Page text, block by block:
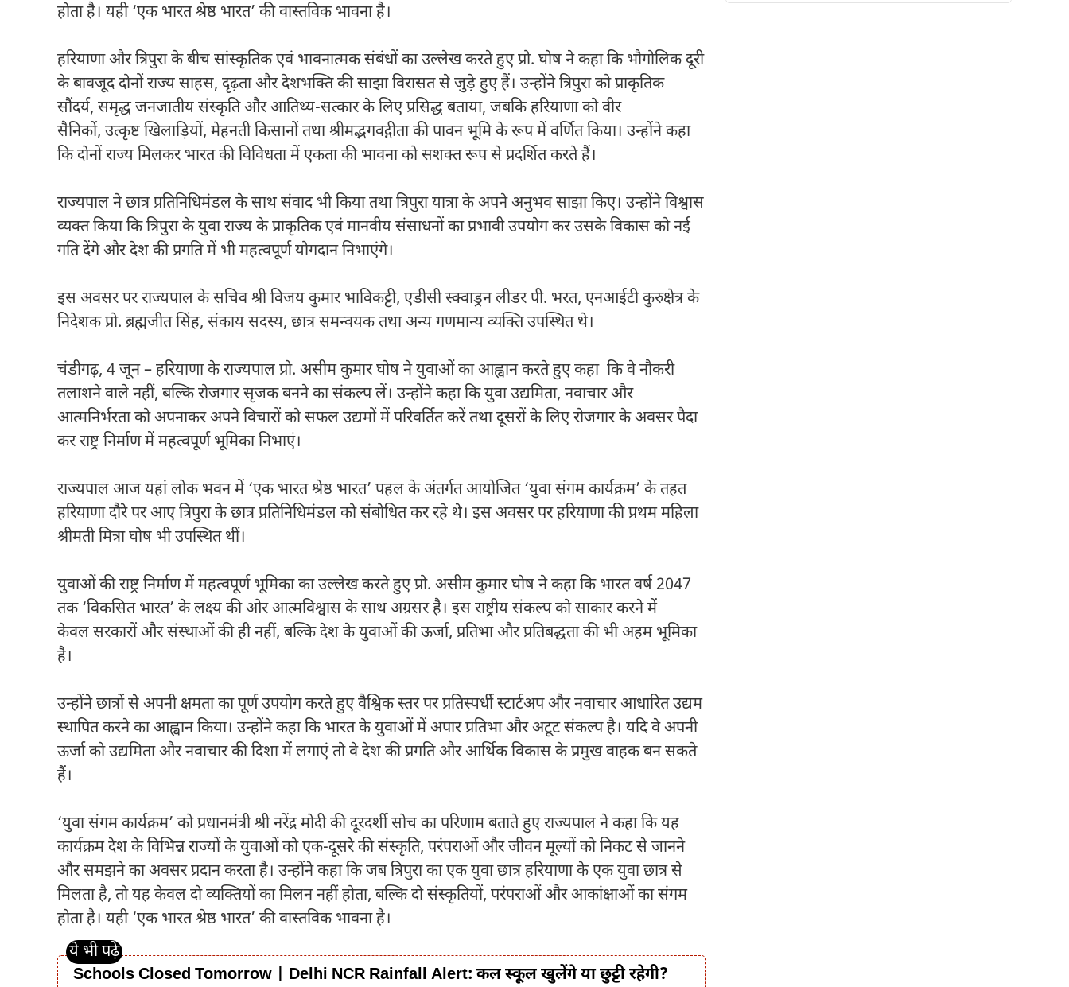
होता है। यही ‘एक भारत श्रेष्ठ भारत’ की वास्तविक भावना है।
हरियाणा और त्रिपुरा के बीच सांस्कृतिक एवं भावनात्मक संबंधों का उल्लेख करते हुए प्रो. घोष ने कहा कि भौगोलिक दूरी
के बावजूद दोनों राज्य साहस, दृढ़ता और देशभक्ति की साझा विरासत से जुड़े हुए हैं। उन्होंने त्रिपुरा को प्राकृतिक
सौंदर्य, समृद्ध जनजातीय संस्कृति और आतिथ्य-सत्कार के लिए प्रसिद्ध बताया, जबकि हरियाणा को वीर
सैनिकों, उत्कृष्ट खिलाड़ियों, मेहनती किसानों तथा श्रीमद्भगवद्गीता की पावन भूमि के रूप में वर्णित किया। उन्होंने कहा
कि दोनों राज्य मिलकर भारत की विविधता में एकता की भावना को सशक्त रूप से प्रदर्शित करते हैं।
राज्यपाल ने छात्र प्रतिनिधिमंडल के साथ संवाद भी किया तथा त्रिपुरा यात्रा के अपने अनुभव साझा किए। उन्होंने विश्वास
व्यक्त किया कि त्रिपुरा के युवा राज्य के प्राकृतिक एवं मानवीय संसाधनों का प्रभावी उपयोग कर उसके विकास को नई
गति देंगे और देश की प्रगति में भी महत्वपूर्ण योगदान निभाएंगे।
इस अवसर पर राज्यपाल के सचिव श्री विजय कुमार भाविकट्टी, एडीसी स्क्वाड्रन लीडर पी. भरत, एनआईटी कुरुक्षेत्र के
निदेशक प्रो. ब्रह्मजीत सिंह, संकाय सदस्य, छात्र समन्वयक तथा अन्य गणमान्य व्यक्ति उपस्थित थे।
चंडीगढ़, 4 जून – हरियाणा के राज्यपाल प्रो. असीम कुमार घोष ने युवाओं का आह्वान करते हुए कहा कि वे नौकरी
तलाशने वाले नहीं, बल्कि रोजगार सृजक बनने का संकल्प लें। उन्होंने कहा कि युवा उद्यमिता, नवाचार और
आत्मनिर्भरता को अपनाकर अपने विचारों को सफल उद्यमों में परिवर्तित करें तथा दूसरों के लिए रोजगार के अवसर पैदा
कर राष्ट्र निर्माण में महत्वपूर्ण भूमिका निभाएं।
राज्यपाल आज यहां लोक भवन में ‘एक भारत श्रेष्ठ भारत’ पहल के अंतर्गत आयोजित ‘युवा संगम कार्यक्रम’ के तहत
हरियाणा दौरे पर आए त्रिपुरा के छात्र प्रतिनिधिमंडल को संबोधित कर रहे थे। इस अवसर पर हरियाणा की प्रथम महिला
श्रीमती मित्रा घोष भी उपस्थित थीं।
युवाओं की राष्ट्र निर्माण में महत्वपूर्ण भूमिका का उल्लेख करते हुए प्रो. असीम कुमार घोष ने कहा कि भारत वर्ष 2047
तक ‘विकसित भारत’ के लक्ष्य की ओर आत्मविश्वास के साथ अग्रसर है। इस राष्ट्रीय संकल्प को साकार करने में
केवल सरकारों और संस्थाओं की ही नहीं, बल्कि देश के युवाओं की ऊर्जा, प्रतिभा और प्रतिबद्धता की भी अहम भूमिका
है।
उन्होंने छात्रों से अपनी क्षमता का पूर्ण उपयोग करते हुए वैश्विक स्तर पर प्रतिस्पर्धी स्टार्टअप और नवाचार आधारित उद्यम
स्थापित करने का आह्वान किया। उन्होंने कहा कि भारत के युवाओं में अपार प्रतिभा और अटूट संकल्प है। यदि वे अपनी
ऊर्जा को उद्यमिता और नवाचार की दिशा में लगाएं तो वे देश की प्रगति और आर्थिक विकास के प्रमुख वाहक बन सकते
हैं।
‘युवा संगम कार्यक्रम’ को प्रधानमंत्री श्री नरेंद्र मोदी की दूरदर्शी सोच का परिणाम बताते हुए राज्यपाल ने कहा कि यह
कार्यक्रम देश के विभिन्न राज्यों के युवाओं को एक-दूसरे की संस्कृति, परंपराओं और जीवन मूल्यों को निकट से जानने
और समझने का अवसर प्रदान करता है। उन्होंने कहा कि जब त्रिपुरा का एक युवा छात्र हरियाणा के एक युवा छात्र से
मिलता है, तो यह केवल दो व्यक्तियों का मिलन नहीं होता, बल्कि दो संस्कृतियों, परंपराओं और आकांक्षाओं का संगम
होता है। यही ‘एक भारत श्रेष्ठ भारत’ की वास्तविक भावना है।
Schools Closed Tomorrow | Delhi NCR Rainfall Alert: कल स्कूल खुलेंगे या छुट्टी रहेगी?